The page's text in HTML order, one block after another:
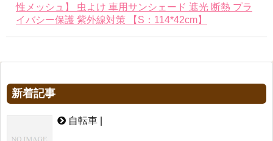
性メッシュ】 虫よけ 車用サンシェード 遮光 断熱 プラ
イバシー保護 紫外線対策 【S：114*42cm】
新着記事
自転車 |